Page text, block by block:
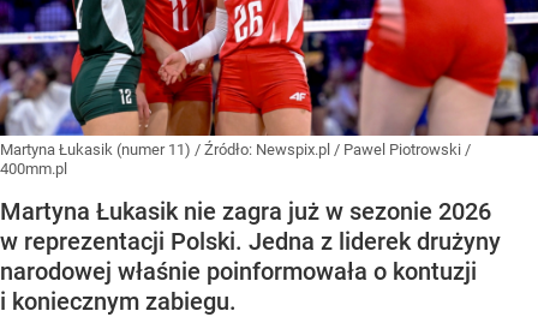
Martyna Łukasik (numer 11) / Źródło: Newspix.pl / Pawel Piotrowski /
400mm.pl
Martyna Łukasik nie zagra już w sezonie 2026
w reprezentacji Polski. Jedna z liderek drużyny
narodowej właśnie poinformowała o kontuzji
i koniecznym zabiegu.